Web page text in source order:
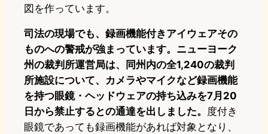
図を作っています。
司法の現場でも、録画機能付きアイウェアその
ものへの警戒が強まっています。ニューヨーク
州の裁判所運営局は、同州内の全1,240の裁判
所施設について、カメラやマイクなど録画機能
を持つ眼鏡・ヘッドウェアの持ち込みを7月20
日から禁止するとの通達を出しました。 度付き
眼鏡であっても録画機能があれば対象となり、